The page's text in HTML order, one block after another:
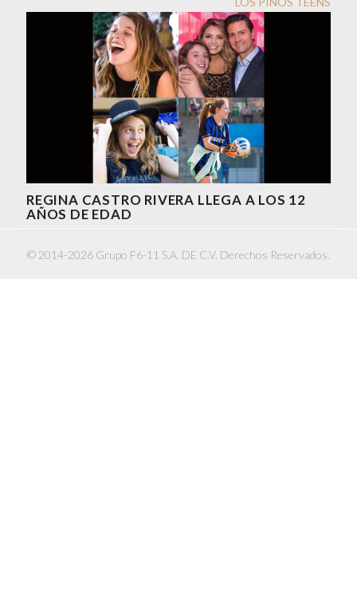
REGINA CASTRO RIVERA LLEGA A LOS 12
AÑOS DE EDAD
© 2014-2026 Grupo F6-11 S.A. DE C.V. Derechos Reservados.